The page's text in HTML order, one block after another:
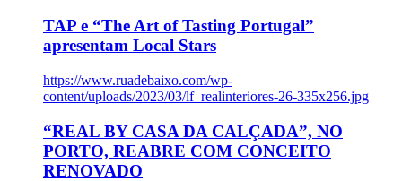
TAP e “The Art of Tasting Portugal”
apresentam Local Stars
https://www.ruadebaixo.com/wp-
content/uploads/2023/03/lf_realinteriores-26-335x256.jpg
“REAL BY CASA DA CALÇADA”, NO
PORTO, REABRE COM CONCEITO
RENOVADO